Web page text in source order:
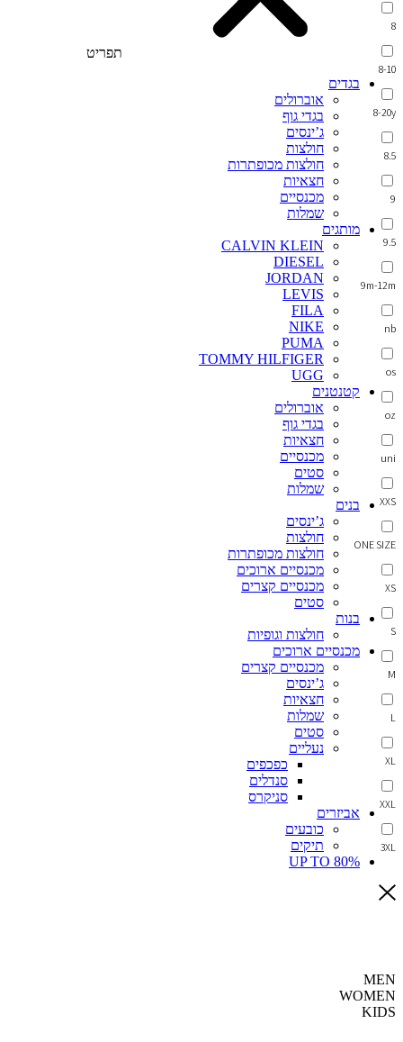
8
8-10
8-20y
8.5
9
9.5
9m-12m
nb
os
oz
uni
XXS
ONE SIZE
XS
S
M
L
XL
XXL
3XL
תפריט
בגדים
אוברולים
בגדי גוף
ג’ינסים
חולצות
חולצות מכופתרות
חצאיות
מכנסיים
שמלות
מותגים
CALVIN KLEIN
DIESEL
JORDAN
LEVIS
FILA
NIKE
PUMA
TOMMY HILFIGER
UGG
קטנטנים
אוברולים
בגדי גוף
חצאיות
מכנסיים
סטים
שמלות
בנים
ג’ינסים
חולצות
חולצות מכופתרות
מכנסיים ארוכים
מכנסיים קצרים
סטים
בנות
חולצות וגופיות
מכנסיים ארוכים
מכנסיים קצרים
ג’ינסים
חצאיות
שמלות
סטים
נעליים
כפכפים
סנדלים
סניקרס
אביזרים
כובעים
תיקים
UP TO 80%
MEN
WOMEN
KIDS